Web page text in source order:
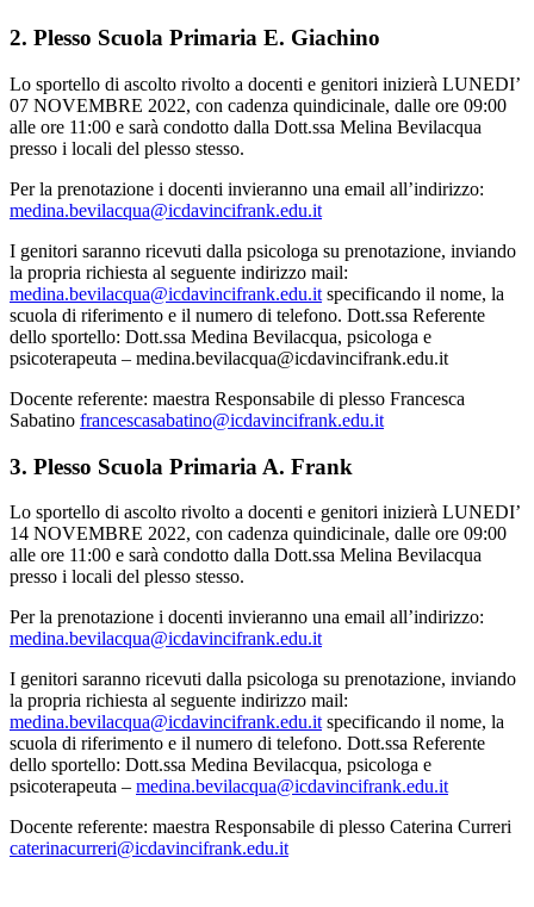
2. Plesso Scuola Primaria E. Giachino
Lo sportello di ascolto rivolto a docenti e genitori inizierà LUNEDI’
07 NOVEMBRE 2022, con cadenza quindicinale, dalle ore 09:00
alle ore 11:00 e sarà condotto dalla Dott.ssa Melina Bevilacqua
presso i locali del plesso stesso.
Per la prenotazione i docenti invieranno una email all’indirizzo:
medina.bevilacqua@icdavincifrank.edu.it
I genitori saranno ricevuti dalla psicologa su prenotazione, inviando
la propria richiesta al seguente indirizzo mail:
medina.bevilacqua@icdavincifrank.edu.it specificando il nome, la
scuola di riferimento e il numero di telefono. Dott.ssa Referente
dello sportello: Dott.ssa Medina Bevilacqua, psicologa e
psicoterapeuta – medina.bevilacqua@icdavincifrank.edu.it
Docente referente: maestra Responsabile di plesso Francesca
Sabatino francescasabatino@icdavincifrank.edu.it
3. Plesso Scuola Primaria A. Frank
Lo sportello di ascolto rivolto a docenti e genitori inizierà LUNEDI’
14 NOVEMBRE 2022, con cadenza quindicinale, dalle ore 09:00
alle ore 11:00 e sarà condotto dalla Dott.ssa Melina Bevilacqua
presso i locali del plesso stesso.
Per la prenotazione i docenti invieranno una email all’indirizzo:
medina.bevilacqua@icdavincifrank.edu.it
I genitori saranno ricevuti dalla psicologa su prenotazione, inviando
la propria richiesta al seguente indirizzo mail:
medina.bevilacqua@icdavincifrank.edu.it specificando il nome, la
scuola di riferimento e il numero di telefono. Dott.ssa Referente
dello sportello: Dott.ssa Medina Bevilacqua, psicologa e
psicoterapeuta – medina.bevilacqua@icdavincifrank.edu.it
Docente referente: maestra Responsabile di plesso Caterina Curreri
caterinacurreri@icdavincifrank.edu.it